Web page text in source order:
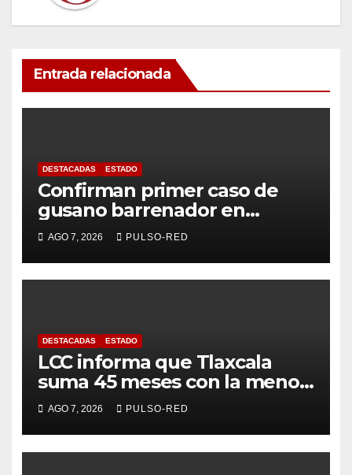
Entrada relacionada
DESTACADAS ESTADO
Confirman primer caso de
gusano barrenador en
humano en Tlaxcala
AGO 7, 2026 PULSO-RED
DESTACADAS ESTADO
LCC informa que Tlaxcala
suma 45 meses con la menor
tasa de delitos en el país
AGO 7, 2026 PULSO-RED